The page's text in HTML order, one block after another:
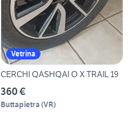
Vetrina
CERCHI QASHQAI O X TRAIL 19
360 €
Buttapietra (VR)